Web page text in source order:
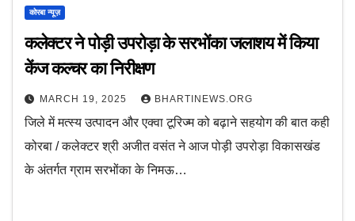
कोरबा न्यूज़
कलेक्टर ने पोड़ी उपरोड़ा के सरभोंका जलाशय में किया
केंज कल्चर का निरीक्षण
MARCH 19, 2025 BHARTINEWS.ORG
जिले में मत्स्य उत्पादन और एक्वा टूरिज्म को बढ़ाने सहयोग की बात कही
कोरबा / कलेक्टर श्री अजीत वसंत ने आज पोड़ी उपरोड़ा विकासखंड
के अंतर्गत ग्राम सरभोंका के निमऊ…